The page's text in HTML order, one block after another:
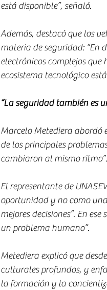
está disponible”, señaló.
Además, destacó que los
materia de seguridad: “En
electrónicos complejos que
ecosistema tecnológico
“La seguridad también es
Marcelo Metediera abordó
de los principales
cambiaron al mismo ritmo”.
El representante de
oportunidad y no como
mejores decisiones”. En
un problema humano”.
Metediera explicó que
culturales profundos, y
la formación y la